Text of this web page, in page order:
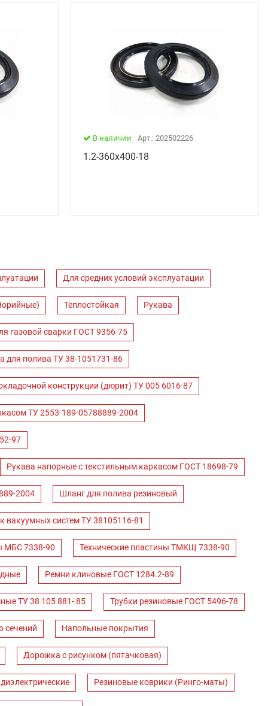
В наличии Арт.: 202502226
1.2-360х400-18
Для средних условий эксплуатации
Теплостойкая Рукава
газовой сварки ГОСТ 9356-75
для полива ТУ 38-1051731-86
конструкции (дюрит) ТУ 005 6016-87
ТУ 2553-189-05788889-2004
97
Рукава напорные с текстильным каркасом ГОСТ 18698-79
2004 Шланг для полива резиновый
вакуумных систем ТУ 38105116-81
МБС 7338-90 Технические пластины ТМКЩ 7338-90
Ремни клиновые ГОСТ 1284.2-89
ТУ 38 105 881- 85 Трубки резиновые ГОСТ 5496-78
сечений Напольные покрытия
Дорожка с рисунком (пятачковая)
Резиновые коврики (Ринго-маты)